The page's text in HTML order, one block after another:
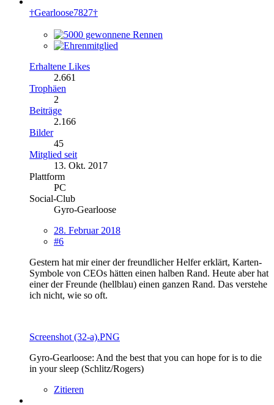
†Gearloose7827†
Erhaltene Likes
2.661
Trophäen
2
Beiträge
2.166
Bilder
45
Mitglied seit
13. Okt. 2017
Plattform
PC
Social-Club
Gyro-Gearloose
28. Februar 2018
#6
Gestern hat mir einer der freundlicher Helfer erklärt, Karten-
Symbole von CEOs hätten einen halben Rand. Heute aber hat
einer der Freunde (hellblau) einen ganzen Rand. Das verstehe
ich nicht, wie so oft.
Screenshot (32-a).PNG
Gyro-Gearloose: And the best that you can hope for is to die
in your sleep (Schlitz/Rogers)
Zitieren